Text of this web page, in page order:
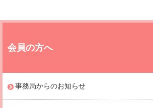
会員の方へ
事務局からのお知らせ